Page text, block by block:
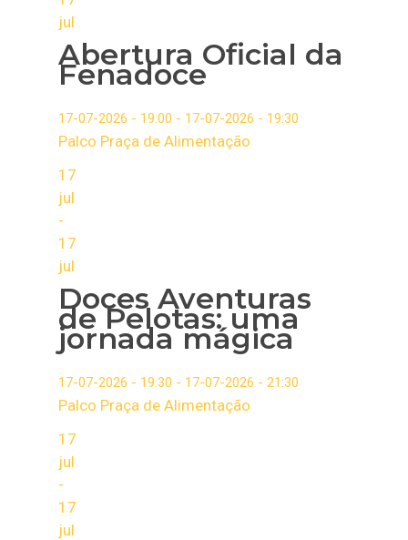
jul
Abertura Oficial da
Fenadoce
17-07-2026 - 19:00 - 17-07-2026 - 19:30
Palco Praça de Alimentação
17
jul
-
17
jul
Doces Aventuras
de Pelotas: uma
jornada mágica
17-07-2026 - 19:30 - 17-07-2026 - 21:30
Palco Praça de Alimentação
17
jul
-
17
jul